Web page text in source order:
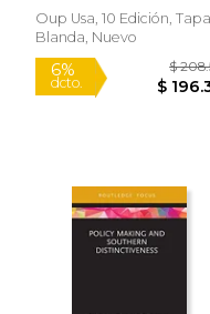
Clancy Martin
Oup Usa, 10 Edición, Tapa
Blanda, Nuevo